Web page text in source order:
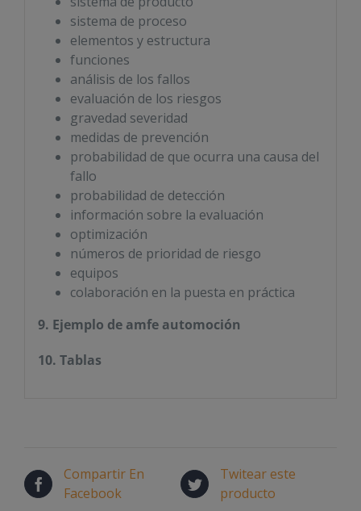
sistema de proceso
elementos y estructura
funciones
análisis de los fallos
evaluación de los riesgos
gravedad severidad
medidas de prevención
probabilidad de que ocurra una causa del
fallo
probabilidad de detección
información sobre la evaluación
optimización
números de prioridad de riesgo
equipos
colaboración en la puesta en práctica
9. Ejemplo de amfe automoción
10. Tablas
Compartir En
Facebook
Twitear este
producto